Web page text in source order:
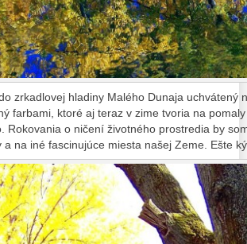
zrkadlovej hladiny Malého Dunaja uchvátený
farbami, ktoré aj teraz v zime tvoria na
Rokovania o ničení životného prostredia by
a na iné fascinujúce miesta našej Zeme. Ešte